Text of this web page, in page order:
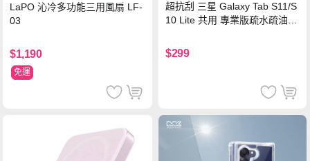
LaPO 沁冷多功能三用風扇 LF-
03
$1,190
免運
超抗刮 三星 Galaxy Tab S11/S
10 Lite 共用 專業版疏水疏油9
$299